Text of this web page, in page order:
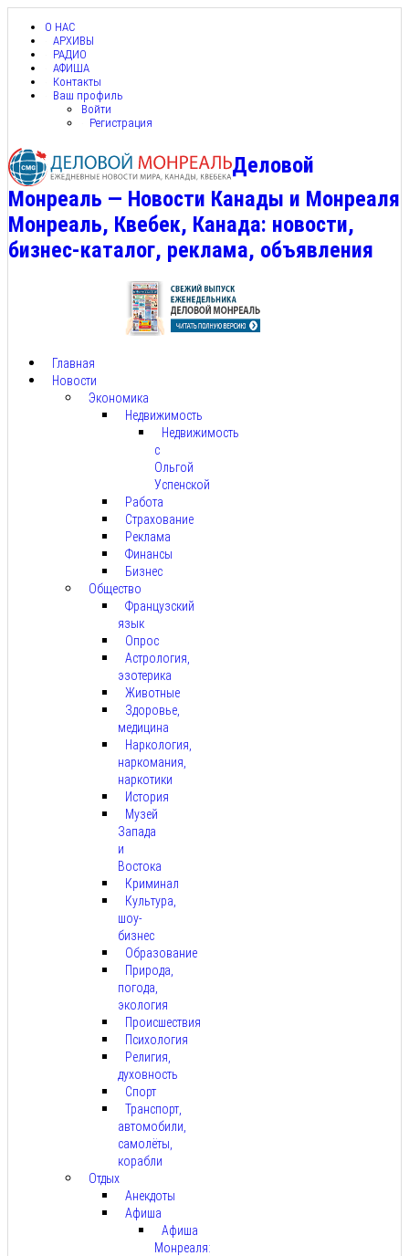
О НАС
АРХИВЫ
РАДИО
АФИША
Контакты
Ваш профиль
Войти
Регистрация
Деловой
Монреаль — Новости Канады и Монреаля
Монреаль, Квебек, Канада: новости,
бизнес-каталог, реклама, объявления
Главная
Новости
Экономика
Недвижимость
Недвижимость
с
Ольгой
Успенской
Работа
Страхование
Реклама
Финансы
Бизнес
Общество
Французский
язык
Опрос
Астрология,
эзотерика
Животные
Здоровье,
медицина
Наркология,
наркомания,
наркотики
История
Музей
Запада
и
Востока
Криминал
Культура,
шоу-
бизнес
Образование
Природа,
погода,
экология
Происшествия
Психология
Религия,
духовность
Спорт
Транспорт,
автомобили,
самолёты,
корабли
Отдых
Анекдоты
Афиша
Афиша
Монреаля: